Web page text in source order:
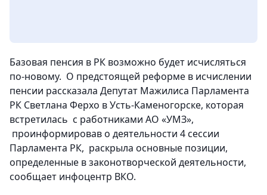
Базовая пенсия в РК возможно будет исчисляться
по-новому. О предстоящей реформе в исчислении
пенсии рассказала Депутат Мажилиса Парламента
РК Светлана Ферхо в Усть-Каменогорске, которая
встретилась с работниками АО «УМЗ»,
проинформировав о деятельности 4 сессии
Парламента РК, раскрыла основные позиции,
определенные в законотворческой деятельности,
сообщает инфоцентр ВКО.